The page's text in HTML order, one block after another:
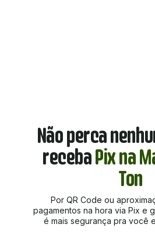
Não perca
recebaPix na
Ton
Por QR Code ou
pagamentos na hora via Pix e
é mais segurança pra você